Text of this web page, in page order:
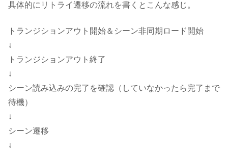
具体的にリトライ遷移の流れを書くとこんな感じ。
トランジションアウト開始＆シーン非同期ロード開始
↓
トランジションアウト終了
↓
シーン読み込みの完了を確認（していなかったら完了まで
待機）
↓
シーン遷移
↓